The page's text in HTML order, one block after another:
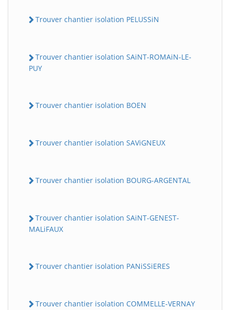
Trouver chantier isolation PELUSSiN
Trouver chantier isolation SAiNT-ROMAiN-LE-
PUY
Trouver chantier isolation BOEN
Trouver chantier isolation SAViGNEUX
Trouver chantier isolation BOURG-ARGENTAL
Trouver chantier isolation SAiNT-GENEST-
MALiFAUX
Trouver chantier isolation PANiSSiERES
Trouver chantier isolation COMMELLE-VERNAY